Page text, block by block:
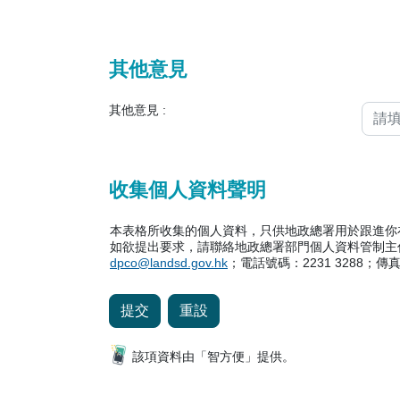
其他意見
其他意見 :
收集個人資料聲明
本表格所收集的個人資料，只供地政總署用於跟進
如欲提出要求，請聯絡地政總署部門個人資料管制
dpco@landsd.gov.hk ；電話號碼：2231 3288；傳
提交 重設
該項資料由「智方便」提供。